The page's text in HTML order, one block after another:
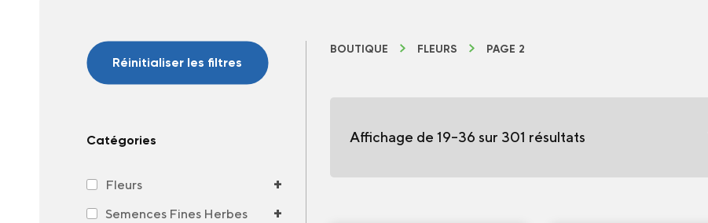
Réinitialiser les filtres
Catégories
Fleurs +
Semences Fines Herbes +
BOUTIQUE FLEURS PAGE 2
Affichage de 19–36 sur 301 résultats